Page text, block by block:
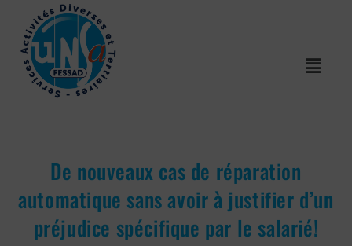
De nouveaux cas de réparation
automatique sans avoir à justifier d’un
préjudice spécifique par le salarié!